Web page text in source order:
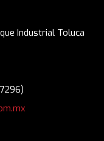
Industrial Toluca